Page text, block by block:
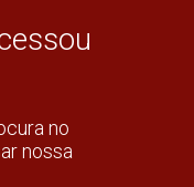
no
nossa